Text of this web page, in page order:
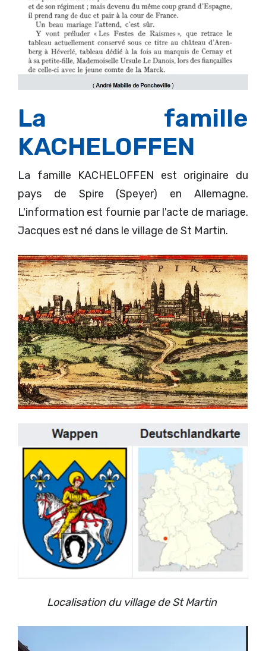
La famille
KACHELOFFEN
La famille KACHELOFFEN est originaire du
pays de Spire (Speyer) en Allemagne.
L'information est fournie par l'acte de mariage.
Jacques est né dans le village de St Martin.
Localisation du village de St Martin